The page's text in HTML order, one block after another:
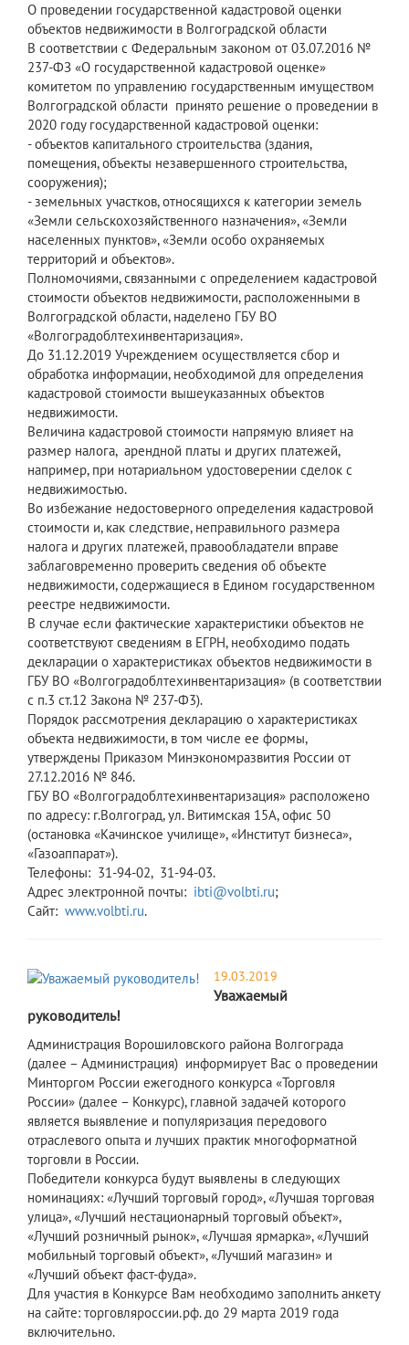
О проведении государственной кадастровой оценки
объектов недвижимости в Волгоградской области
В соответствии с Федеральным законом от 03.07.2016 №
237-ФЗ «О государственной кадастровой оценке»
комитетом по управлению государственным имуществом
Волгоградской области принято решение о проведении в
2020 году государственной кадастровой оценки:
- объектов капитального строительства (здания,
помещения, объекты незавершенного строительства,
сооружения);
- земельных участков, относящихся к категории земель
«Земли сельскохозяйственного назначения», «Земли
населенных пунктов», «Земли особо охраняемых
территорий и объектов».
Полномочиями, связанными с определением кадастровой
стоимости объектов недвижимости, расположенными в
Волгоградской области, наделено ГБУ ВО
«Волгоградоблтехинвентаризация».
До 31.12.2019 Учреждением осуществляется сбор и
обработка информации, необходимой для определения
кадастровой стоимости вышеуказанных объектов
недвижимости.
Величина кадастровой стоимости напрямую влияет на
размер налога, арендной платы и других платежей,
например, при нотариальном удостоверении сделок с
недвижимостью.
Во избежание недостоверного определения кадастровой
стоимости и, как следствие, неправильного размера
налога и других платежей, правообладатели вправе
заблаговременно проверить сведения об объекте
недвижимости, содержащиеся в Едином государственном
реестре недвижимости.
В случае если фактические характеристики объектов не
соответствуют сведениям в ЕГРН, необходимо подать
декларации о характеристиках объектов недвижимости в
ГБУ ВО «Волгоградоблтехинвентаризация» (в соответствии
с п.3 ст.12 Закона № 237-Ф3).
Порядок рассмотрения декларацию о характеристиках
объекта недвижимости, в том числе ее формы,
утверждены Приказом Минэкономразвития России от
27.12.2016 № 846.
ГБУ ВО «Волгоградоблтехинвентаризация» расположено
по адресу: г.Волгоград, ул. Витимская 15А, офис 50
(остановка «Качинское училище», «Институт бизнеса»,
«Газоаппарат»).
Телефоны: 31-94-02, 31-94-03.
Адрес электронной почты: ibti@volbti.ru;
Сайт: www.volbti.ru.
19.03.2019
Уважаемый
руководитель!
Администрация Ворошиловского района Волгограда
(далее – Администрация) информирует Вас о проведении
Минторгом России ежегодного конкурса «Торговля
России» (далее – Конкурс), главной задачей которого
является выявление и популяризация передового
отраслевого опыта и лучших практик многоформатной
торговли в России.
Победители конкурса будут выявлены в следующих
номинациях: «Лучший торговый город», «Лучшая торговая
улица», «Лучший нестационарный торговый объект»,
«Лучший розничный рынок», «Лучшая ярмарка», «Лучший
мобильный торговый объект», «Лучший магазин» и
«Лучший объект фаст-фуда».
Для участия в Конкурсе Вам необходимо заполнить анкету
на сайте: торговляроссии.рф. до 29 марта 2019 года
включительно.